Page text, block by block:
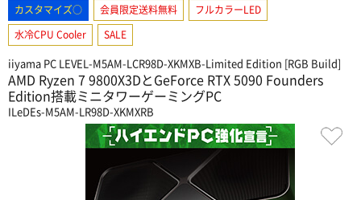
カスタマイズ○ 会員限定送料無料
フルカラーLED
水冷CPU Cooler
SALE
iiyama PC LEVEL-M5AM-LCR98D-XKMXB-Limited Edition [RGB Build]
AMD Ryzen 7 9800X3DとGeForce RTX 5090 Founders
Edition搭載ミニタワーゲーミングPC
ILeDEs-M5AM-LR98D-XKMXRB